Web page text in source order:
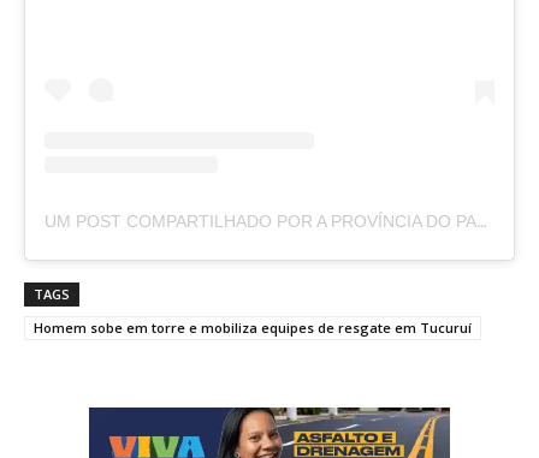
UM POST COMPARTILHADO POR A PROVÍNCIA DO PARÁ (@APROVINCIADOPARA)
TAGS
Homem sobe em torre e mobiliza equipes de resgate em Tucuruí